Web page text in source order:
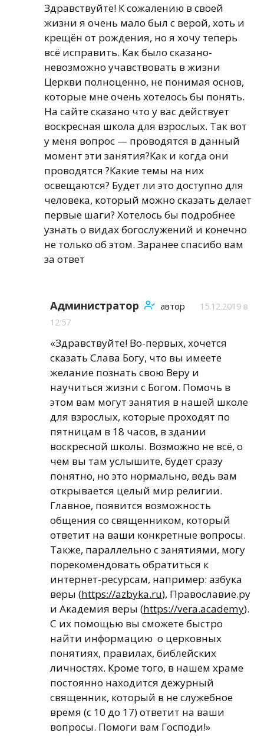
Здравствуйте! К сожалению в своей
жизни я очень мало был с верой, хоть и
крещён от рождения, но я хочу теперь
всё исправить. Как было сказано-
невозможно учавствовать в жизни
Церкви полноценно, не понимая основ,
которые мне очень хотелось бы понять.
На сайте сказано что у вас действует
воскресная школа для взрослых. Так вот
у меня вопрос — проводятся в данный
момент эти занятия?Как и когда они
проводятся ?Какие темы на них
освещаются? Будет ли это доступно для
человека, который можно сказать делает
первые шаги? Хотелось бы подробнее
узнать о видах богослужений и конечно
не только об этом. Заранее спасибо вам
за ответ
Администратор автор
15.12.2019 в
12:57
«Здравствуйте! Во-первых, хочется
сказать Слава Богу, что вы имеете
желание познать свою Веру и
научиться жизни с Богом. Помочь в
этом вам могут занятия в нашей школе
для взрослых, которые проходят по
пятницам в 18 часов, в здании
воскресной школы. Возможно не всё, о
чем вы там услышите, будет сразу
понятно, но это нормально, ведь вам
открывается целый мир религии.
Главное, появится возможность
общения со священником, который
ответит на ваши конкретные вопросы.
Также, параллельно с занятиями, могу
порекомендовать обратиться к
интернет-ресурсам, например: азбука
веры (https://azbyka.ru), Православие.ру
и Академия веры (https://vera.academy).
С их помощью вы сможете быстро
найти информацию о церковных
понятиях, правилах, библейских
личностях. Кроме того, в нашем храме
постоянно находится дежурный
священник, который в не служебное
время (с 10 до 17) ответит на ваши
вопросы. Помоги вам Господи!»